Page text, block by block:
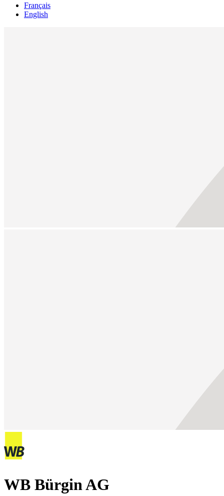
Français
English
WB Bürgin AG